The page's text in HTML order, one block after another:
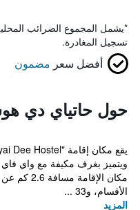
*يشمل المجموع الضرائب
تسجيل المغادرة.
أفضل سعر مضمون
حول حاتياي دي
ويتميز بغرف مكيفة مع واي
مكان
الأقسام، و33 ...
المزيد